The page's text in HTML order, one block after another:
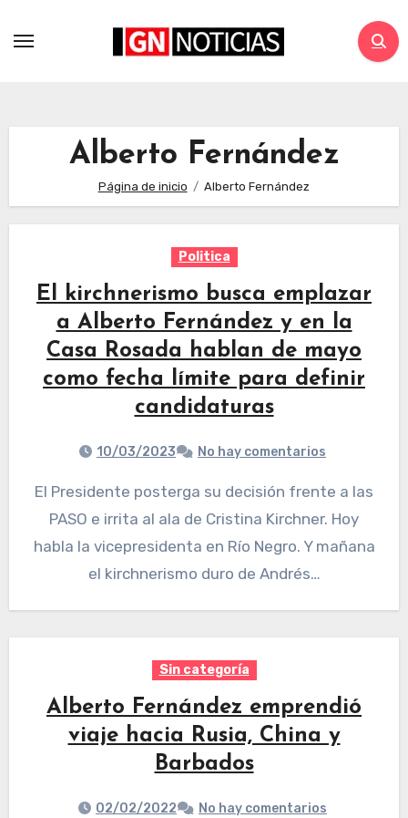
Alberto Fernández
Página de inicio Alberto Fernández
Politica
El kirchnerismo busca emplazar
a Alberto Fernández y en la
Casa Rosada hablan de mayo
como fecha límite para definir
candidaturas
10/03/2023 No hay comentarios
El Presidente posterga su decisión frente a las
PASO e irrita al ala de Cristina Kirchner. Hoy
habla la vicepresidenta en Río Negro. Y mañana
el kirchnerismo duro de Andrés…
Sin categoría
Alberto Fernández emprendió
viaje hacia Rusia, China y
Barbados
02/02/2022 No hay comentarios